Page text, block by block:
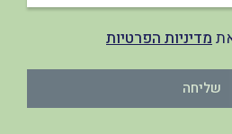
מדיניות הפרטיות
שליחה